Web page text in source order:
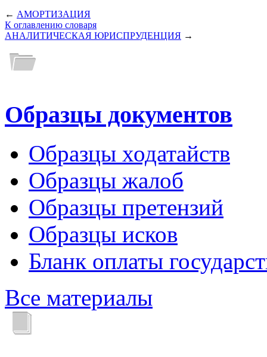
← АМОРТИЗАЦИЯ
К оглавлению словаря
АНАЛИТИЧЕСКАЯ ЮРИСПРУДЕНЦИЯ →
Образцы документов
Образцы ходатайств
Образцы жалоб
Образцы претензий
Образцы исков
Бланк оплаты
Все материалы